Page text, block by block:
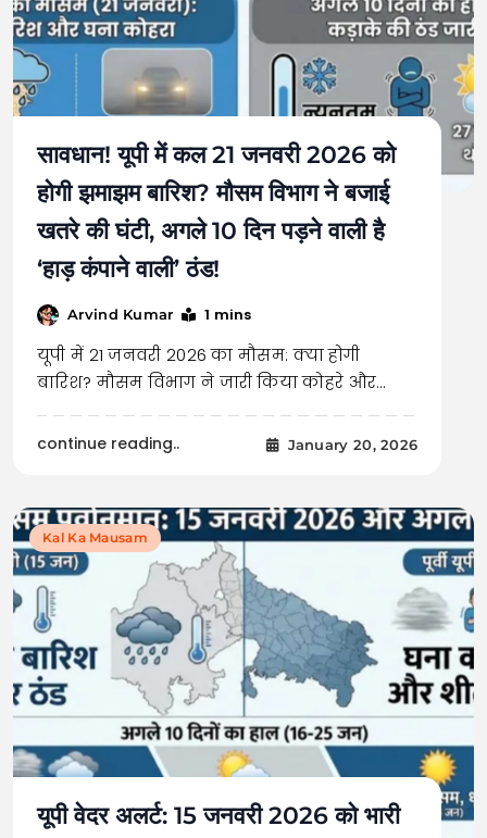
सावधान! यूपी में कल 21 जनवरी 2026 को
होगी झमाझम बारिश? मौसम विभाग ने बजाई
खतरे की घंटी, अगले 10 दिन पड़ने वाली है
‘हाड़ कंपाने वाली’ ठंड!
Arvind Kumar 1 mins
यूपी में 21 जनवरी 2026 का मौसम: क्या होगी
बारिश? मौसम विभाग ने जारी किया कोहरे और…
continue reading.. January 20, 2026
Kal Ka Mausam
यूपी वेदर अलर्ट: 15 जनवरी 2026 को भारी